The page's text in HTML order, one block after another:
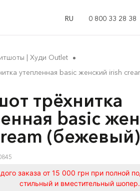
RU 0 800 33 28 38
| Худи Outlet
утепленная basic женский irish
трёхнитка
basic
(бежевый)
заказа от 15 000 грн при полной
стильный и вместительный шопер.